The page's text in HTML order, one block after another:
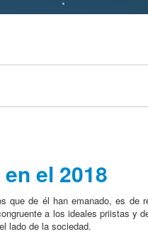
el 2018
de él han emanado, es de
a los ideales priistas
lado de la sociedad.